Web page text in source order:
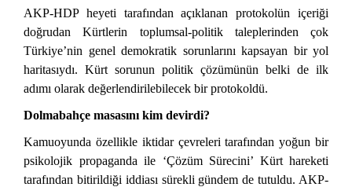
AKP-HDP heyeti tarafından açıklanan protokolün içeriği
doğrudan Kürtlerin toplumsal-politik taleplerinden çok
Türkiye’nin genel demokratik sorunlarını kapsayan bir yol
haritasıydı. Kürt sorunun politik çözümünün belki de ilk
adımı olarak değerlendirilebilecek bir protokoldü.
Dolmabahçe masasını kim devirdi?
Kamuoyunda özellikle iktidar çevreleri tarafından yoğun bir
psikolojik propaganda ile ‘Çözüm Sürecini’ Kürt hareketi
tarafından bitirildiği iddiası sürekli gündem de tutuldu. AKP-